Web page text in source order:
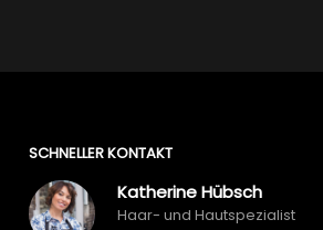
SCHNELLER KONTAKT
Katherine Hübsch
Haar- und Hautspezialist